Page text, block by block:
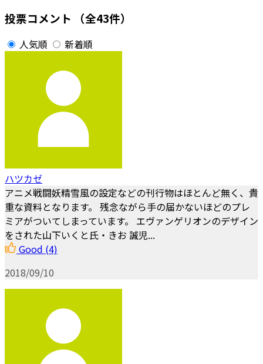
投票コメント （全43件）
人気順 新着順
ハツカゼ
アニメ戦闘妖精雪風の設定などの刊行物はほとんど無く、貴
重な資料となります。 残念ながら手の届かないほどのプレ
ミアがついてしまっています。 エヴァンゲリオンのデザイン
をされた山下いくと氏・きお 誠児...
Good (4)
2018/09/10